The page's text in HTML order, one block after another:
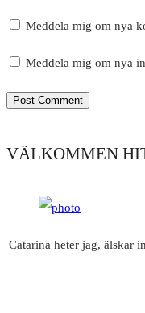
Meddela mig om nya
Meddela mig om nya
VÄLKOMMEN
Catarina heter jag, älskar